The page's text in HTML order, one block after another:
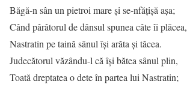
Băgă-n sân un pietroi mare și se-nfățișă așa;
Când pârâtorul de dânsul spunea câte îi plăcea,
Nastratin pe taină sânul își arăta și tăcea.
Judecătorul văzându-l că își bătea sânul plin,
Toată dreptatea o dete în partea lui Nastratin;